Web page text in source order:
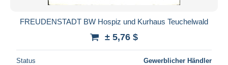
FREUDENSTADT BW Hospiz und Kurhaus Teuchelwald
± 5,76 $
Status Gewerblicher Händler